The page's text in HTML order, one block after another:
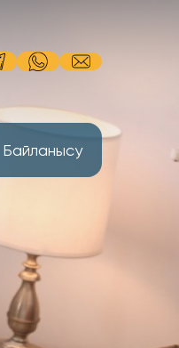
Байланысу